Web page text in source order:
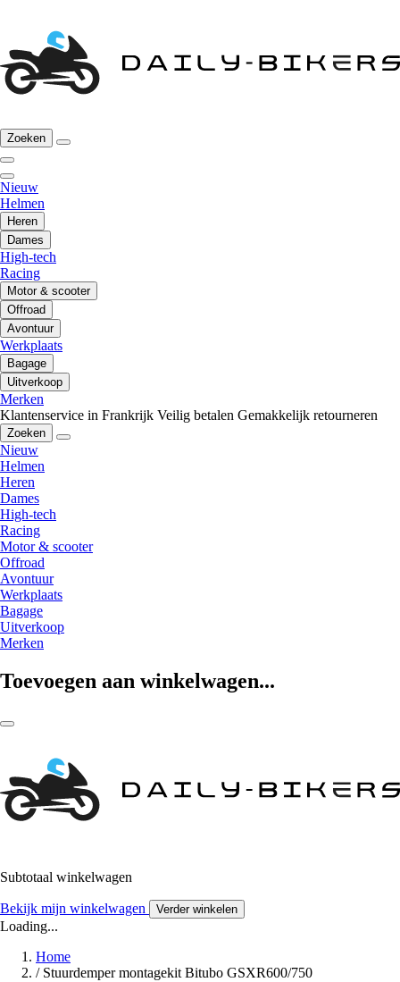
Zoeken
Nieuw
Helmen
Heren
Dames
High-tech
Racing
Motor & scooter
Offroad
Avontuur
Werkplaats
Bagage
Uitverkoop
Merken
Klantenservice in Frankrijk Veilig betalen Gemakkelijk retourneren
Zoeken
Nieuw
Helmen
Heren
Dames
High-tech
Racing
Motor & scooter
Offroad
Avontuur
Werkplaats
Bagage
Uitverkoop
Merken
Toevoegen aan winkelwagen...
Subtotaal winkelwagen
Bekijk mijn winkelwagen Verder winkelen
Loading...
Home
/ Stuurdemper montagekit Bitubo GSXR600/750